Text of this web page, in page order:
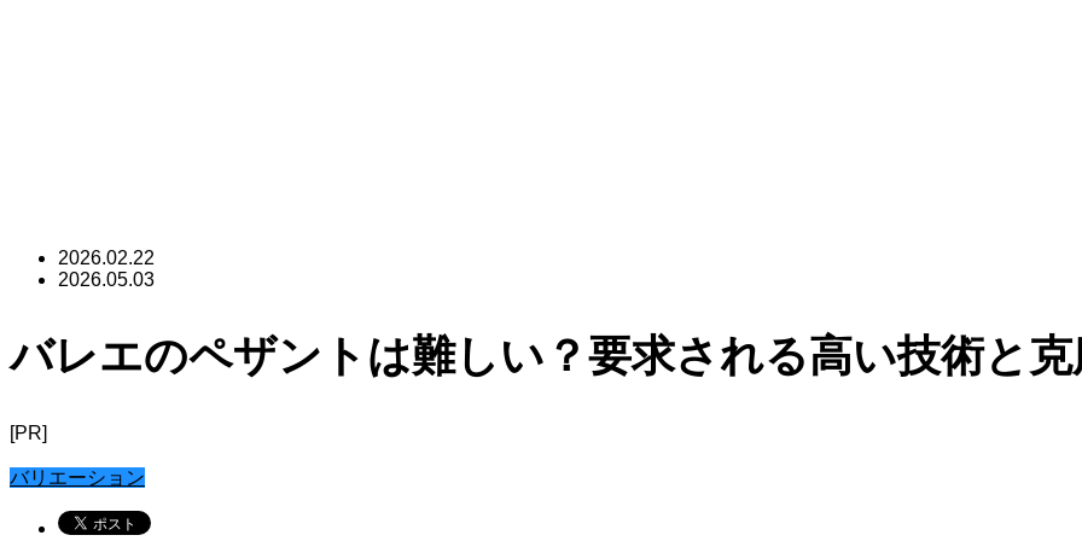
2026.02.22
2026.05.03
バレエのペザントは難しい？要求される高い技術と克
[PR]
バリエーション